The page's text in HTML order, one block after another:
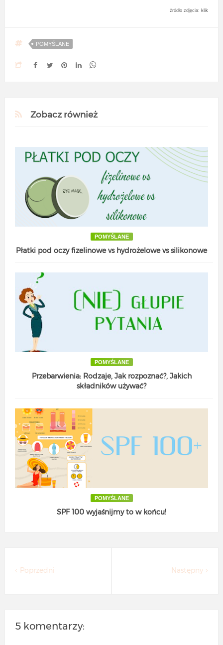
źródło zdjęcia: klik
POMYŚLANE
Zobacz również
POMYŚLANE
Płatki pod oczy fizelinowe vs hydrożelowe vs silikonowe
POMYŚLANE
Przebarwienia: Rodzaje, Jak rozpoznać?, Jakich
składników używać?
POMYŚLANE
SPF 100 wyjaśnijmy to w końcu!
Następny
Poprzedni
5 komentarzy: